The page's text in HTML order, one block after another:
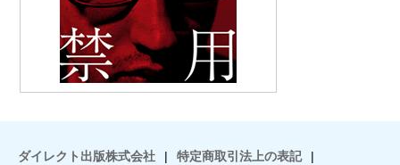
ダイレクト出版株式会社 | 特定商取引法上の表記
|